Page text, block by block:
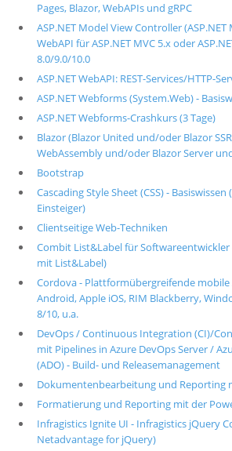
Pages, Blazor, WebAPIs und gRPC
ASP.NET Model View Controller (ASP.NET
WebAPI für ASP.NET MVC 5.x oder
8.0/9.0/10.0
ASP.NET WebAPI: REST-Services/HTTP-
ASP.NET Webforms (System.Web) -
ASP.NET Webforms-Crashkurs (3 Tage)
Blazor (Blazor United und/oder Blazor
WebAssembly und/oder Blazor Server
Bootstrap
Cascading Style Sheet (CSS) -
Einsteiger)
Clientseitige Web-Techniken
Combit List&Label für
mit List&Label)
Cordova - Plattformübergreifende
Android, Apple iOS, RIM Blackberry,
8/10, u.a.
DevOps / Continuous Integration (CI)/
mit Pipelines in Azure DevOps Server /
(ADO) - Build- und Releasemanagement
Dokumentenbearbeitung und Reporting
Formatierung und Reporting mit der
Infragistics Ignite UI - Infragistics jQuery
Netadvantage for jQuery)